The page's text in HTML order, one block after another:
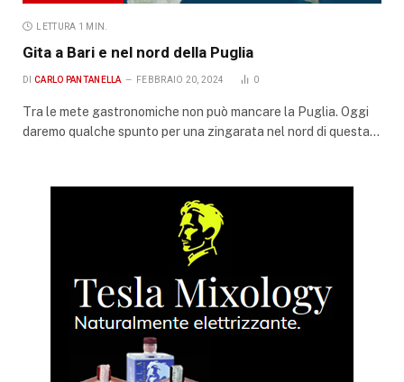
LETTURA 1 MIN.
Gita a Bari e nel nord della Puglia
DI CARLO PANTANELLA FEBBRAIO 20, 2024 0
Tra le mete gastronomiche non può mancare la Puglia. Oggi
daremo qualche spunto per una zingarata nel nord di questa…